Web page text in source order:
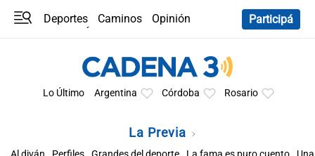
Deportes Caminos
Opinión
Participá
Lo Último Argentina Córdoba Rosario
La Previa